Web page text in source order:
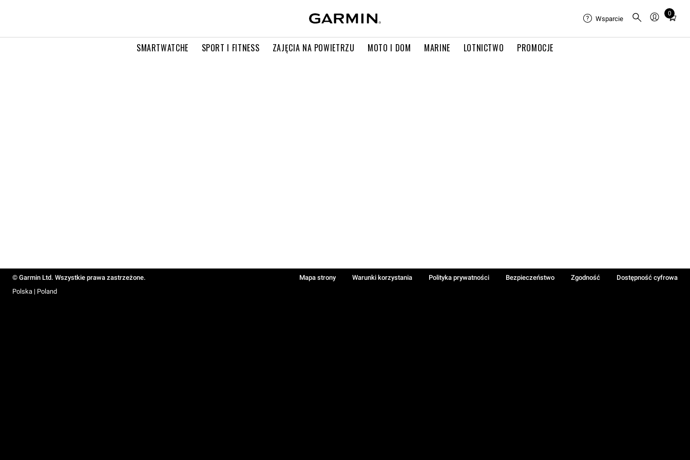
SMARTWATCHE SPORT I FITNESS ZAJĘCIA NA POWIETRZU MOTO I DOM MARINE LOTNICTWO PROMOCJE
Wsparcie
0
Total
in
© Garmin Ltd. Wszystkie prawa zastrzeżone. Mapa strony Warunki korzystania Polityka prywatności Bezpieczeństwo Zgodność
Dostępność cyfrowa
Polska | Poland